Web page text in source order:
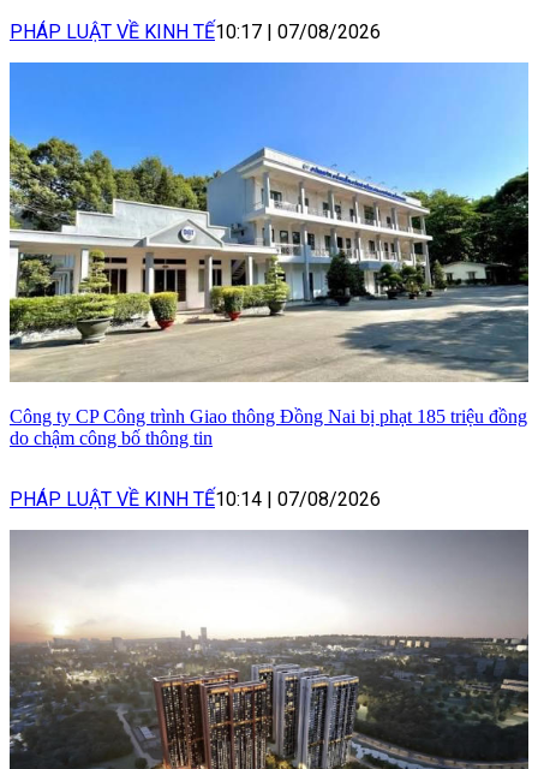
PHÁP LUẬT VỀ KINH TẾ10:17 07/08/2026
Công ty CP Công trình Giao thông Đồng Nai bị phạt 185 triệu đồng
do chậm công bố thông tin
PHÁP LUẬT VỀ KINH TẾ10:14 | 07/08/2026